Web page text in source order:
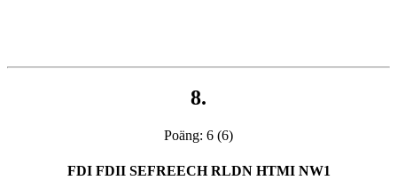
8.
Poäng: 6 (6)
FDI FDII SEFREECH RLDN HTMI NW1